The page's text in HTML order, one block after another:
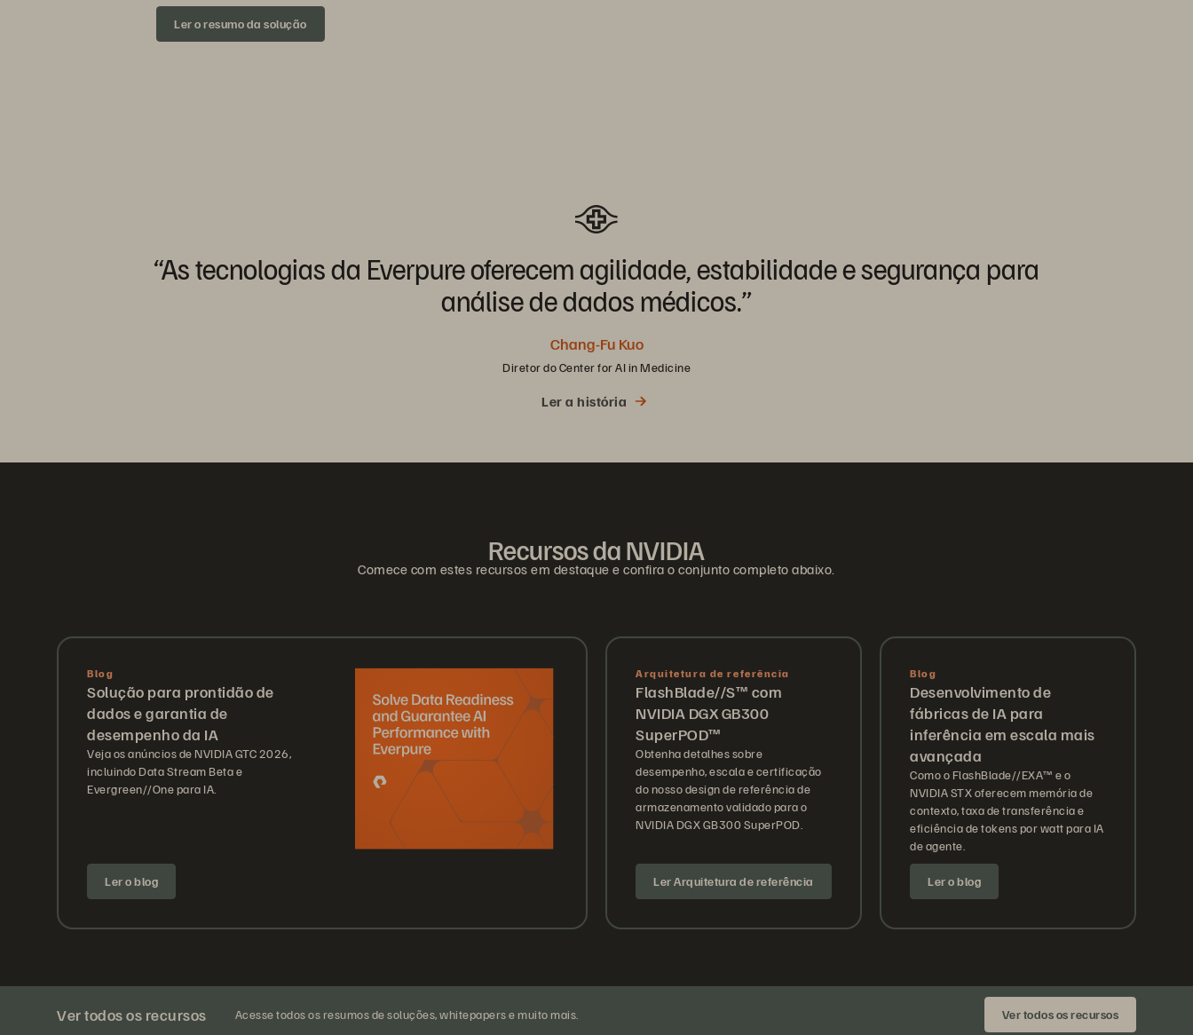
Ler o resumo da solução
“Astecnologiasda Everpureoferecemagilidade,estabilidadeesegurança para
análisededados médicos.”
Chang-Fu Kuo
Diretor do Center for AI in Medicine
Ler a história
Recursos da NVIDIA
Comece com estes recursos em destaque e confira o conjunto completo abaixo.
Blog
Solução para prontidão de
dados e garantia de
desempenho da IA
Veja os anúncios de NVIDIA GTC 2026,
incluindo Data Stream Beta e
Evergreen//One para IA.
Ler o blog
Arquitetura de referência
FlashBlade//S™ com
NVIDIA DGX GB300
SuperPOD™
Obtenha detalhes sobre
desempenho, escala e certificação
do nosso design de referência de
armazenamento validado para o
NVIDIA DGX GB300 SuperPOD.
Ler Arquitetura de referência
Blog
Desenvolvimento de
fábricas de IA para
inferência em escala mais
avançada
Como o FlashBlade//EXA™ e o
NVIDIA STX oferecem memória de
contexto, taxa de transferência e
eficiência de tokens por watt para IA
de agente.
Ler o blog
Ver todos os recursos Acesse todos os resumos de soluções, whitepapers e muito mais. Ver todos os recursos